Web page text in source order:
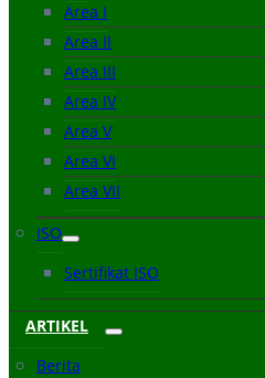
Area I
Area II
Area III
Area IV
Area V
Area VI
Area VII
ISO
Sertifikat ISO
ARTIKEL
Berita